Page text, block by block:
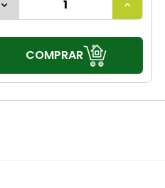
COMPRAR